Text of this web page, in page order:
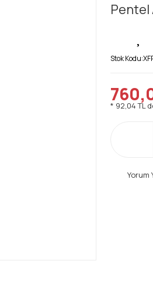
Pentel
Stok Kodu:
* 92,04 TL
Yorum